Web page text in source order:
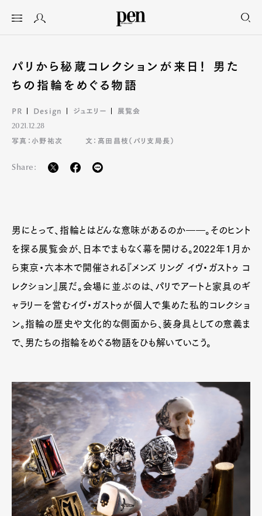
パリから秘蔵コレクションが来日！ 男た
ちの指輪をめぐる物語
PR Design ジュエリー 展覧会
2021.12.28
写真：小野祐次
文：髙田昌枝（パリ支局長）
Share:
男にとって、指輪とはどんな意味があるのか――。そのヒント
を探る展覧会が、日本でまもなく幕を開ける。2022年1月か
ら東京・六本木で開催される『メンズ リング イヴ・ガストゥ コ
レクション』展だ。会場に並ぶのは、パリでアートと家具のギ
ャラリーを営むイヴ・ガストゥが個人で集めた私的コレクショ
ン。指輪の歴史や文化的な側面から、装身具としての意義ま
で、男たちの指輪をめぐる物語をひも解いていこう。